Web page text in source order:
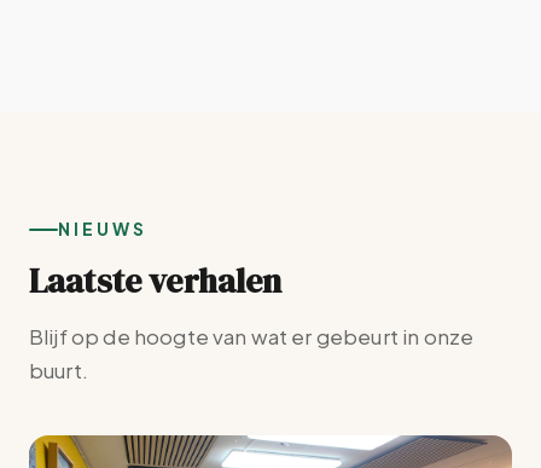
NIEUWS
Laatste verhalen
Blijf op de hoogte van wat er gebeurt in onze
buurt.